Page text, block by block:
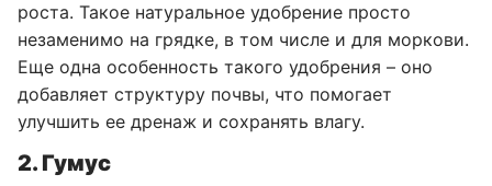
роста. Такое натуральное удобрение просто
незаменимо на грядке, в том числе и для моркови.
Еще одна особенность такого удобрения – оно
добавляет структуру почвы, что помогает
улучшить ее дренаж и сохранять влагу.
2. Гумус